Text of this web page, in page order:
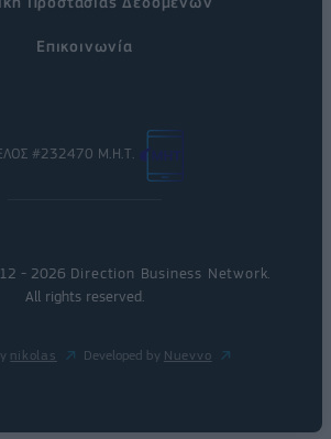
Επικοινωνία
#232470 Μ.Η.Τ.
- 2026 Direction Business Network
All rights reserved.
nikolas Developed by Nuevvo